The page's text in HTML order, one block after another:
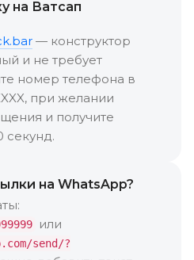
на Ватсап
— конструктор
и не требует
номер телефона в
при желании
и получите
секунд.
на WhatsApp?
или
send/?